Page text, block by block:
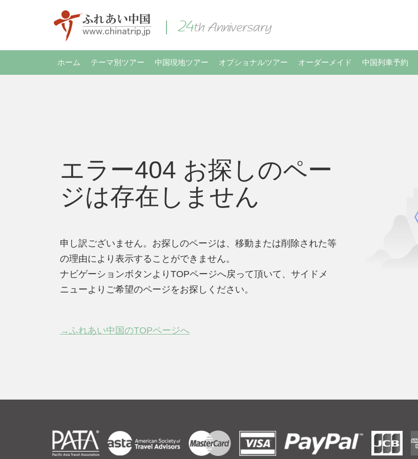
ホーム テーマ別ツアー 中国現地ツアー オプショナルツアー オーダーメイド 中国列車予約
エラー404 お探しのペー
ジは存在しません
申し訳ございません。お探しのページは、移動または削除された等
の理由により表示することができません。
ナビゲーションボタンよりTOPページへ戻って頂いて、サイドメ
ニューよりご希望のページをお探しください。
→ふれあい中国のTOPページへ